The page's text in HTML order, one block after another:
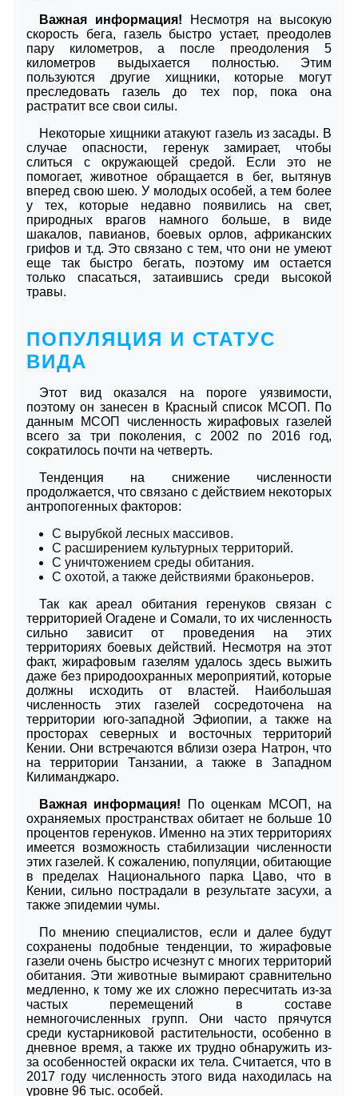
Важная информация! Несмотря на высокую
скорость бега, газель быстро устает, преодолев
пару километров, а после преодоления 5
километров выдыхается полностью. Этим
пользуются другие хищники, которые могут
преследовать газель до тех пор, пока она
растратит все свои силы.
Некоторые хищники атакуют газель из засады. В
случае опасности, геренук замирает, чтобы
слиться с окружающей средой. Если это не
помогает, животное обращается в бег, вытянув
вперед свою шею. У молодых особей, а тем более
у тех, которые недавно появились на свет,
природных врагов намного больше, в виде
шакалов, павианов, боевых орлов, африканских
грифов и т.д. Это связано с тем, что они не умеют
еще так быстро бегать, поэтому им остается
только спасаться, затаившись среди высокой
травы.
ПОПУЛЯЦИЯ И СТАТУС
ВИДА
Этот вид оказался на пороге уязвимости,
поэтому он занесен в Красный список МСОП. По
данным МСОП численность жирафовых газелей
всего за три поколения, с 2002 по 2016 год,
сократилось почти на четверть.
Тенденция на снижение численности
продолжается, что связано с действием некоторых
антропогенных факторов:
С вырубкой лесных массивов.
С расширением культурных территорий.
С уничтожением среды обитания.
С охотой, а также действиями браконьеров.
Так как ареал обитания геренуков связан с
территорией Огадене и Сомали, то их численность
сильно зависит от проведения на этих
территориях боевых действий. Несмотря на этот
факт, жирафовым газелям удалось здесь выжить
даже без природоохранных мероприятий, которые
должны исходить от властей. Наибольшая
численность этих газелей сосредоточена на
территории юго-западной Эфиопии, а также на
просторах северных и восточных территорий
Кении. Они встречаются вблизи озера Натрон, что
на территории Танзании, а также в Западном
Килиманджаро.
Важная информация! По оценкам МСОП, на
охраняемых пространствах обитает не больше 10
процентов геренуков. Именно на этих территориях
имеется возможность стабилизации численности
этих газелей. К сожалению, популяции, обитающие
в пределах Национального парка Цаво, что в
Кении, сильно пострадали в результате засухи, а
также эпидемии чумы.
По мнению специалистов, если и далее будут
сохранены подобные тенденции, то жирафовые
газели очень быстро исчезнут с многих территорий
обитания. Эти животные вымирают сравнительно
медленно, к тому же их сложно пересчитать из-за
частых перемещений в составе
немногочисленных групп. Они часто прячутся
среди кустарниковой растительности, особенно в
дневное время, а также их трудно обнаружить из-
за особенностей окраски их тела. Считается, что в
2017 году численность этого вида находилась на
уровне 96 тыс. особей.